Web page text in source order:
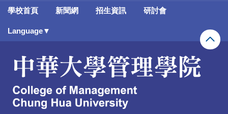
跳
主
學校首頁 新聞網 招生資訊 研討會
Language▼